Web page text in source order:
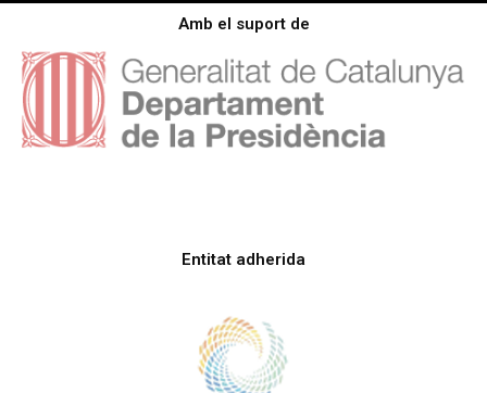
Amb el suport de
Entitat adherida